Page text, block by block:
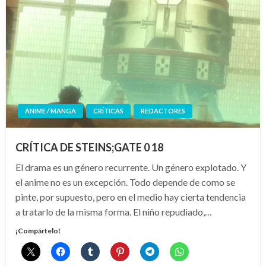
ANIME / MANGA CRÍTICAS REDACTORES
CRÍTICA DE STEINS;GATE 0 18
El drama es un género recurrente. Un género explotado. Y
el anime no es un excepción. Todo depende de como se
pinte, por supuesto, pero en el medio hay cierta tendencia
a tratarlo de la misma forma. El niño repudiado,…
¡Compártelo!